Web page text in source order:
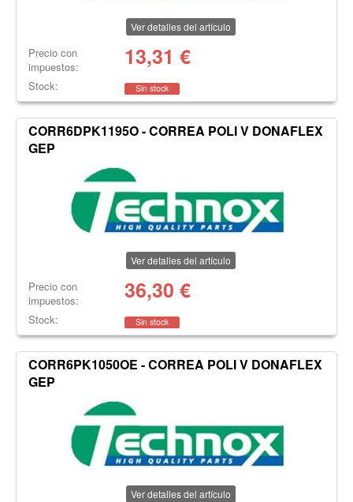
Ver detalles del artículo
Precio con
impuestos:
13,31 €
Stock: Sin stock
CORR6DPK1195O - CORREA POLI V DONAFLEX
GEP
Ver detalles del artículo
Precio con
impuestos:
36,30 €
Stock: Sin stock
CORR6PK1050OE - CORREA POLI V DONAFLEX
GEP
Ver detalles del artículo